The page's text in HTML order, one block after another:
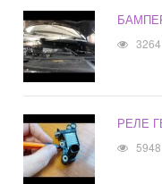
3264
РЕЛЕ
5948